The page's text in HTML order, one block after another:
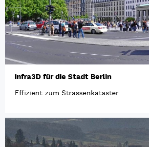
infra3D für die Stadt Berlin
Effizient zum Strassenkataster